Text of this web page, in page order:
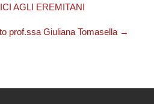
AGLI EREMITANI
prof.ssa Giuliana Tomasella →